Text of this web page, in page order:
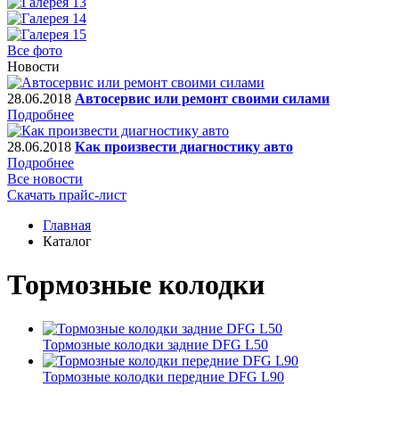
Все фото
Новости
28.06.2018 Автосервис или ремонт своими силами
Подробнее
28.06.2018 Как произвести диагностику авто
Подробнее
Все новости
Скачать прайс-лист
Главная
Каталог
Тормозные колодки
Тормозные колодки задние DFG L50
Тормозные колодки передние DFG L90